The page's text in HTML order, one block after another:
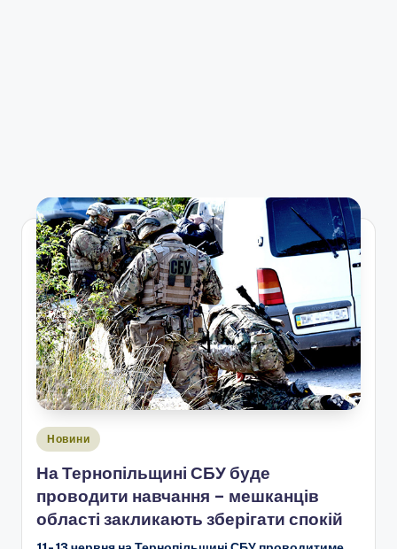
Опубліковано
Новини
На Тернопільщині СБУ буде
проводити навчання – мешканців
області закликають зберігати спокій